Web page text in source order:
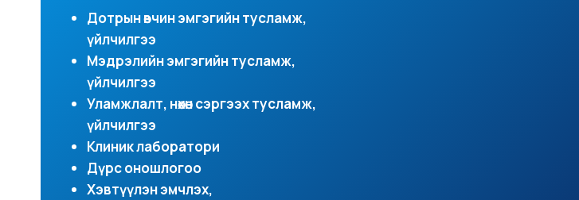
Дотрын өвчин эмгэгийн тусламж,
үйлчилгээ
Мэдрэлийн эмгэгийн тусламж,
үйлчилгээ
Уламжлалт, нөхөн сэргээх тусламж,
үйлчилгээ
Клиник лаборатори
Дүрс оношлогоо
Хэвтүүлэн эмчлэх,